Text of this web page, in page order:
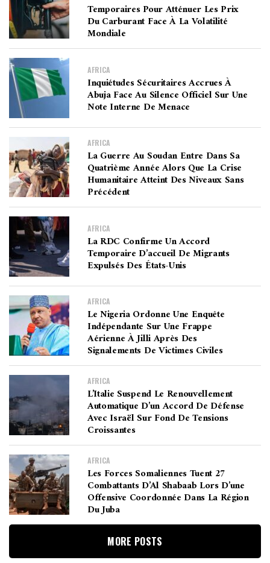
Temporaires Pour Atténuer Les Prix
Du Carburant Face À La Volatilité
Mondiale
AFRICA
Inquiétudes Sécuritaires Accrues À
Abuja Face Au Silence Officiel Sur Une
Note Interne De Menace
AFRICA
La Guerre Au Soudan Entre Dans Sa
Quatrième Année Alors Que La Crise
Humanitaire Atteint Des Niveaux Sans
Précédent
AFRICA
La RDC Confirme Un Accord
Temporaire D’accueil De Migrants
Expulsés Des États-Unis
AFRICA
Le Nigeria Ordonne Une Enquête
Indépendante Sur Une Frappe
Aérienne À Jilli Après Des
Signalements De Victimes Civiles
AFRICA
L’Italie Suspend Le Renouvellement
Automatique D’un Accord De Défense
Avec Israël Sur Fond De Tensions
Croissantes
AFRICA
Les Forces Somaliennes Tuent 27
Combattants D’Al Shabaab Lors D’une
Offensive Coordonnée Dans La Région
Du Juba
MORE POSTS